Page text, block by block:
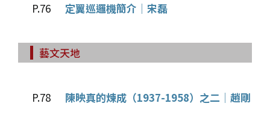
P.76 定翼巡邏機簡介│宋磊
藝文天地
P.78 陳映真的煉成（1937-1958）之二│趙剛